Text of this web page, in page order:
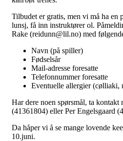
Tilbudet er gratis, men vi må ha en
lunsj, få inn instruktører ol.
Rake (reidunn@lil.no) med
Navn (på spiller)
Fødselsår
Mail-adresse foresatte
Telefonnummer foresatte
Eventuelle allergier (cølliaki,
Har dere noen spørsmål, ta kontakt
(41361804) eller Per Engelsgaard
Da håper vi å se mange lovende
10.juni.